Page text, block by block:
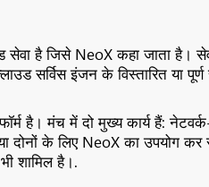
है जिसे NeoX कहा जाता है।
सर्विस इंजन के विस्तारित या
है। मंच में दो मुख्य कार्य हैं:
के लिए NeoX का उपयोग
शामिल है।.